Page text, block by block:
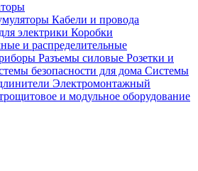
Кабели и провода
электрики Коробки
и распределительные
Разъемы силовые Розетки и
безопасности для дома Системы
Электромонтажный
и модульное оборудование